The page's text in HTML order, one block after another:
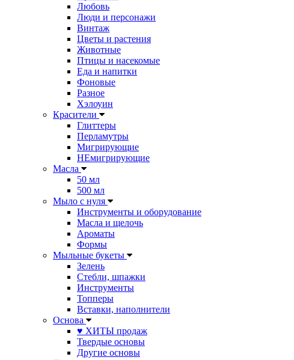
Любовь
Люди и персонажи
Винтаж
Цветы и растения
Животные
Птицы и насекомые
Еда и напитки
Фоновые
Разное
Хэлоуин
Красители
Глиттеры
Перламутры
Мигрирующие
НЕмигрирующие
Масла
50 мл
500 мл
Мыло с нуля
Инструменты и оборудование
Масла и щелочь
Ароматы
Формы
Мыльные букеты
Зелень
Стебли, шпажки
Инструменты
Топперы
Вставки, наполнители
Основа
♥ ХИТЫ продаж
Твердые основы
Другие основы